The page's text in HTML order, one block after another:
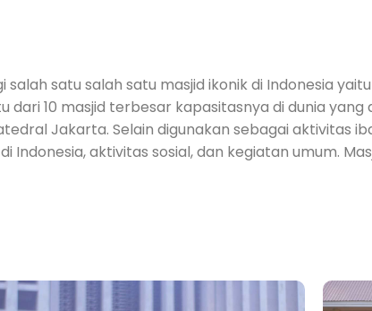
satu salah satu masjid ikonik di Indonesia
dari 10 masjid terbesar kapasitasnya di dunia
Jakarta. Selain digunakan sebagai aktivitas
aktivitas sosial, dan kegiatan umum.